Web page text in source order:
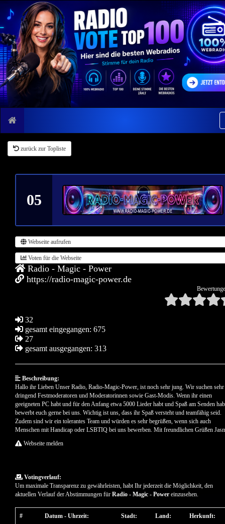
zurück zur Topliste
05
Webseite aufrufen
Voten für die Webseite
Radio - Magic - Power
https://radio-magic-power.de
32
gesamt eingegangen: 675
27
gesamt ausgegangen: 313
Beschreibung:
Hallo ihr Lieben Unser Radio, Radio-Magic-Power, ist noch sehr jung. Wir suchen sehr
dringend Festmoderatoren und Moderatorinnen sowie Gast-Modis. Wenn ihr einen
geeigneten PC habt und für den Anfang etwa 5000 Lieder habt und Spaß am Senden
bewerbt euch gerne bei uns. Wichtig ist uns, dass ihr Spaß versteht und teamfähig seid.
Zudem sind wir ein tolerantes Team und würden es sehr begrüßen, wenn sich auch
Menschen mit Handicap oder LSBTIQ bei uns bewerben. Mit freundlichen Grüßen
Webseite melden
Votingverlauf:
Um maximale Transparenz zu gewährleisten, habt Ihr jederzeit die Möglichkeit, den
aktuellen Verlauf der Abstimmungen für Radio - Magic - Power einzusehen.
# Datum - Uhrzeit: Stadt: Land: Herkunft: